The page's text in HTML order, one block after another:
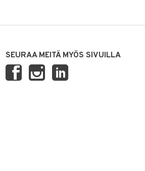
SEURAA MEITÄ MYÖS SIVUILLA